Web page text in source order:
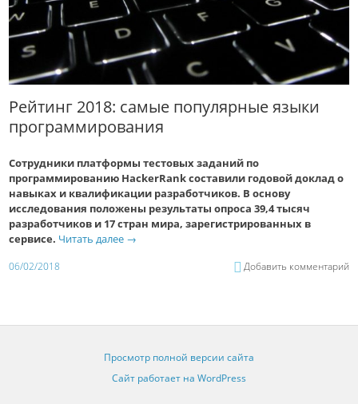
Рейтинг 2018: самые популярные языки
программирования
Сотрудники платформы тестовых заданий по
программированию HackerRank составили годовой доклад о
навыках и квалификации разработчиков. В основу
исследования положены результаты опроса 39,4 тысяч
разработчиков и 17 стран мира, зарегистрированных в
сервисе. Читать далее →
06/02/2018 Добавить комментарий
Просмотр полной версии сайта
Сайт работает на WordPress